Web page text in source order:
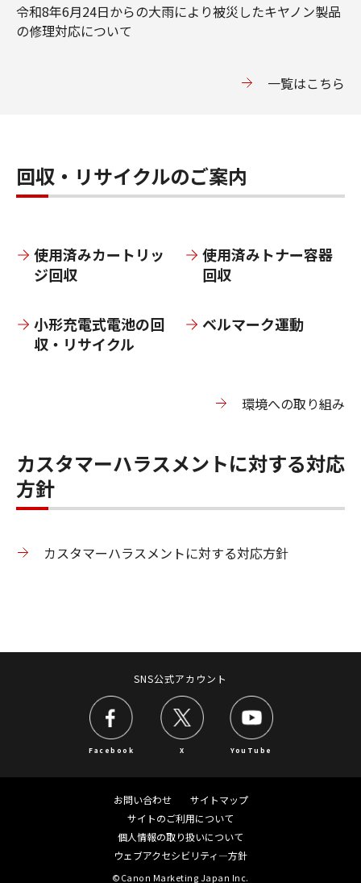
令和8年6月24日からの大雨により被災したキヤノン製品
の修理対応について
一覧はこちら
回収・リサイクルのご案内
使⽤済みカートリッ
ジ回収
使⽤済みトナー容器
回収
小形充電式電池の回
収・リサイクル
ベルマーク運動
環境への取り組み
カスタマーハラスメントに対する対応
方針
カスタマーハラスメントに対する対応方針
SNS公式アカウント
Facebook X YouTube
お問い合わせ
サイトマップ
サイトのご利用について
個人情報の取り扱いについて
ウェブアクセシビリティ―方針
©Canon Marketing Japan Inc.